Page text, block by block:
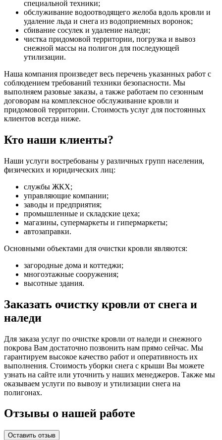
специальной техники;
обслуживание водоотводящего желоба вдоль кровли и
удаление льда и снега из водоприемных воронок;
сбивание сосулек и удаление наледи;
чистка придомовой территории, погрузка и вывоз
снежной массы на полигон для последующей
утилизации.
Наша компания произведет весь перечень указанных работ с
соблюдением требований техники безопасности. Мы
выполняем разовые заказы, а также работаем по сезонным
договорам на комплексное обслуживание кровли и
придомовой территории. Стоимость услуг для постоянных
клиентов всегда ниже.
Кто наши клиенты?
Наши услуги востребованы у различных групп населения,
физических и юридических лиц:
службы ЖКХ;
управляющие компании;
заводы и предприятия;
промышленные и складские цеха;
магазины, супермаркеты и гипермаркеты;
автозаправки.
Основными объектами для очистки кровли являются:
загородные дома и коттеджи;
многоэтажные сооружения;
высотные здания.
Заказать очистку кровли от снега и
наледи
Для заказа услуг по очистке кровли от наледи и снежного
покрова Вам достаточно позвонить нам прямо сейчас. Мы
гарантируем высокое качество работ и оперативность их
выполнения. Стоимость уборки снега с крыши Вы можете
узнать на сайте или уточнить у наших менеджеров. Также мы
оказываем услуги по вывозу и утилизации снега на
полигонах.
Отзывы о нашей работе
Оставить отзыв